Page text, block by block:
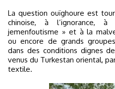
La question ouïghoure est
chinoise, à l’ignorance,
jemenfoutisme » et à la
ou encore de grands
dans des conditions dignes
venus du Turkestan oriental,
textile.